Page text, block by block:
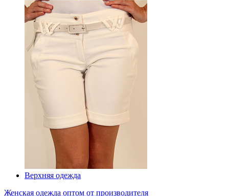
Верхняя одежда
Женская одежда оптом от производителя